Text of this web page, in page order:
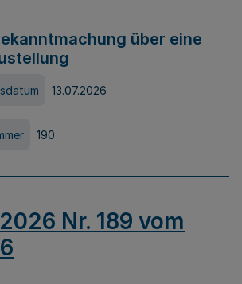
über eine
13.07.2026
190
Nr. 189 vom